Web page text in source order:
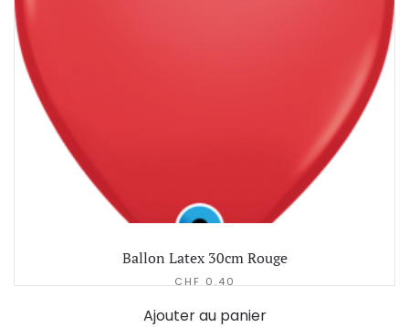
Ballon Latex 30cm Rouge
CHF 0.40
Ajouter au panier